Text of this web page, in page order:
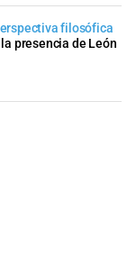
filosófica
presencia de León